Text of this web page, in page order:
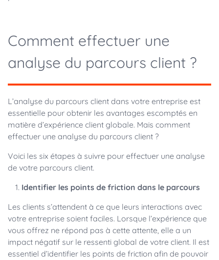
Comment effectuer une
analyse du parcours client ?
L’analyse du parcours client dans votre entreprise est
essentielle pour obtenir les avantages escomptés en
matière d’expérience client globale. Mais comment
effectuer une analyse du parcours client ?
Voici les six étapes à suivre pour effectuer une analyse
de votre parcours client.
Identifier les points de friction dans le parcours
Les clients s’attendent à ce que leurs interactions avec
votre entreprise soient faciles. Lorsque l’expérience que
vous offrez ne répond pas à cette attente, elle a un
impact négatif sur le ressenti global de votre client. Il est
essentiel d’identifier les points de friction afin de pouvoir